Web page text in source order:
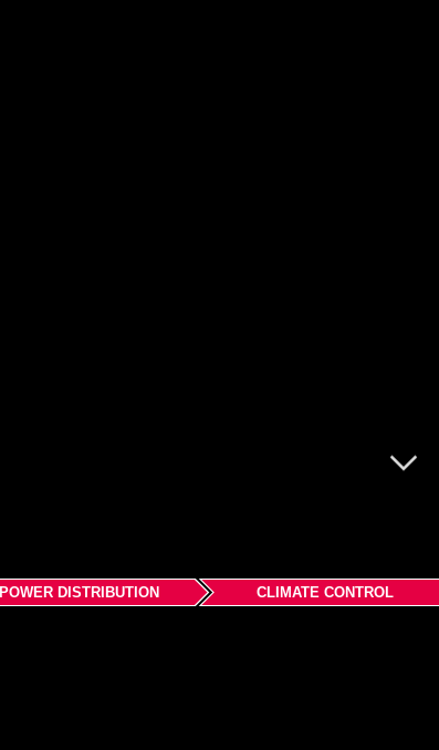
POWER DISTRIBUTION CLIMATE CONTROL